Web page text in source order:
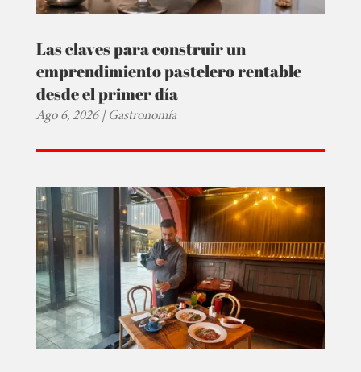
Las claves para construir un
emprendimiento pastelero rentable
desde el primer día
Ago 6, 2026|Gastronomía